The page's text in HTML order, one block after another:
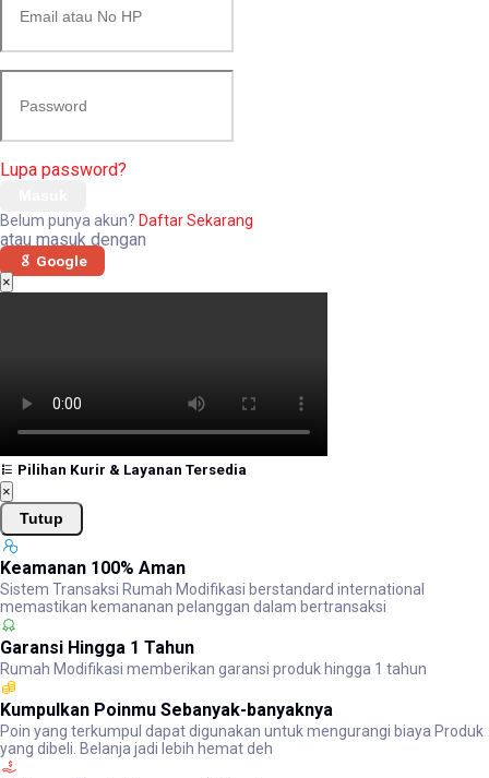
Lupa password?
Belum punya akun? Daftar Sekarang
atau masuk dengan
Google
×
Pilihan Kurir & Layanan Tersedia
×
Tutup
Keamanan 100% Aman
Sistem Transaksi Rumah Modifikasi berstandard international
memastikan kemananan pelanggan dalam bertransaksi
Garansi Hingga 1 Tahun
Rumah Modifikasi memberikan garansi produk hingga 1 tahun
Kumpulkan Poinmu Sebanyak-banyaknya
Poin yang terkumpul dapat digunakan untuk mengurangi biaya Produk
yang dibeli. Belanja jadi lebih hemat deh